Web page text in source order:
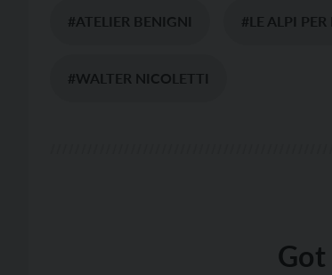
#ATELIER BENIGNI #LE ALPI
#WALTER NICOLETTI
Got